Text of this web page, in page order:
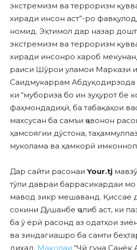
экстремизм ва терроризм
хиради инсон аст”-ро
номид. Эҳтимол дар назар
экстремизм ва терроризм
хиради инсонро хароб
раиси Шӯрои уламои Маркази
Саидмукаррам Абдуқодирзода
ки “мубориза бо ин зуҳурот бе
фаҳмондадиҳӣ, ба табақаҳои
махсусан ба самъи ҷавонон
ҳамсоягии дӯстона,
муколама ва ҳамкорӣ
Дар сайти расонаи Your.tj
тӯли давраи баррасикардаи мо
мавод зикр мешаванд. Қиссае
сокини Душанбе ҷолиб аст, ки
ба ӯ ёрӣ расонд аз одатҳои
ва зиндагиашро ба самти
диҳад. Мақолаи “Чӣ гуна